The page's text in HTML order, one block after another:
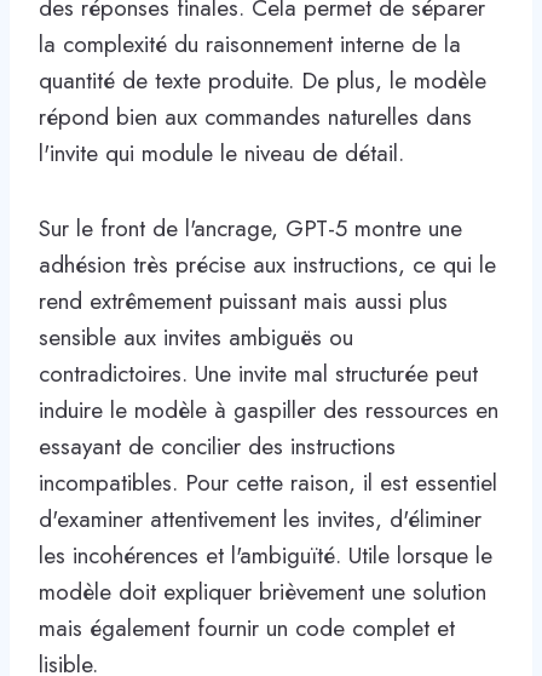
des réponses finales. Cela permet de séparer
la complexité du raisonnement interne de la
quantité de texte produite. De plus, le modèle
répond bien aux commandes naturelles dans
l'invite qui module le niveau de détail.
Sur le front de l'ancrage, GPT-5 montre une
adhésion très précise aux instructions, ce qui le
rend extrêmement puissant mais aussi plus
sensible aux invites ambiguës ou
contradictoires. Une invite mal structurée peut
induire le modèle à gaspiller des ressources en
essayant de concilier des instructions
incompatibles. Pour cette raison, il est essentiel
d'examiner attentivement les invites, d'éliminer
les incohérences et l'ambiguïté. Utile lorsque le
modèle doit expliquer brièvement une solution
mais également fournir un code complet et
lisible.